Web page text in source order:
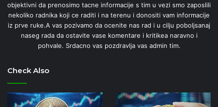
objektivni da prenosimo tacne informacije s tim u vezi smo zaposlili
nekoliko radnika koji ce raditi i na terenu i donositi vam informacije
iz prve ruke.A vas pozivamo da ocenite nas rad i u cilju poboljsanaj
naseg rada da ostavite vase komentare i kritikea naravno i
pohvale. Srdacno vas pozdravlja vas admin tim.
Check Also